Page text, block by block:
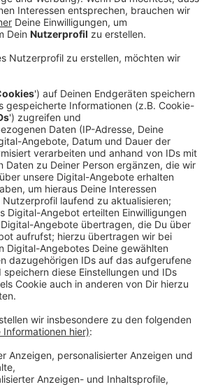
sich aktuell viele mit Rhino-
gab es wegen Corona viele
- Unser Immunsystem sei jetzt
so ein Sprecher des
Nordrhein. Um uns zu schützen
Hygienemaßnahmen wie
Außerdem sollten wir uns
lassen.
Links zum Thema
Nordrhein
Corona-Lage